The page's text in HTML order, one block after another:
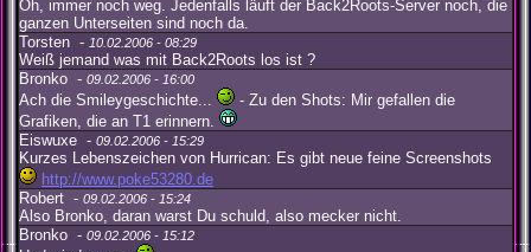
Oh, immer noch weg. Jedenfalls läuft der Back2Roots-Server noch, die
ganzen Unterseiten sind noch da.
Torsten - 10.02.2006 - 08:29
Weiß jemand was mit Back2Roots los ist ?
Bronko - 09.02.2006 - 16:00
Ach die Smileygeschichte...
- Zu den Shots: Mir gefallen die
Grafiken, die an T1 erinnern.
Eiswuxe - 09.02.2006 - 15:29
Kurzes Lebenszeichen von Hurrican: Es gibt neue feine Screenshots
http://www.poke53280.de
Robert - 09.02.2006 - 15:24
Also Bronko, daran warst Du schuld, also mecker nicht.
Bronko - 09.02.2006 - 15:12